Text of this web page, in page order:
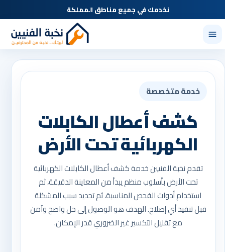
نخدمك في جميع مناطق المملكة
خدمة متخصصة
كشف أعطال الكابلات
الكهربائية تحت الأرض
تقدم نخبة الفنيين خدمة كشف أعطال الكابلات الكهربائية
تحت الأرض بأسلوب منظم يبدأ من المعاينة الدقيقة، ثم
استخدام أدوات الفحص المناسبة، ثم تحديد سبب المشكلة
قبل تنفيذ أي إصلاح. الهدف هو الوصول إلى حل واضح وآمن
مع تقليل التكسير غير الضروري قدر الإمكان.